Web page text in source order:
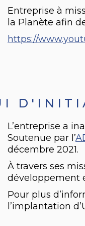
Entreprise à
la Planète afin
https://
L’entreprise a
Soutenue par l’
décembre 2021.
À travers ses
développement
Pour plus
l’implantation